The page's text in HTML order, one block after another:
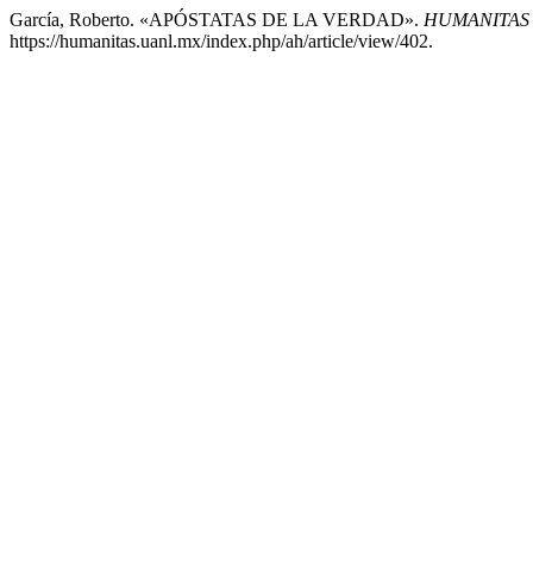
García, Roberto. «APÓSTATAS DE LA VERDAD».
https://humanitas.uanl.mx/index.php/ah/article/view/402.